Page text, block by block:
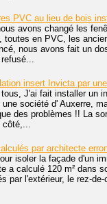
PVC au lieu de bois
avons changé les
toutes en PVC, les
nous avons fait un
insert Invicta par
J'ai fait installer un
société d' Auxerre,
des problèmes !! La
côté,...
par architecte
isoler la façade d'un
a calculé 120 m² dans
par l'extérieur, le rez-